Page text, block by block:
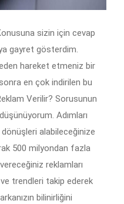
sizin için cevap
gayret gösterdim.
hareket etmeniz bir
en çok indirilen bu
Verilir? Sorusunun
Adımları
alabileceğinize
500 milyondan fazla
reklamları
ve trendleri takip ederek
bilinirliğini